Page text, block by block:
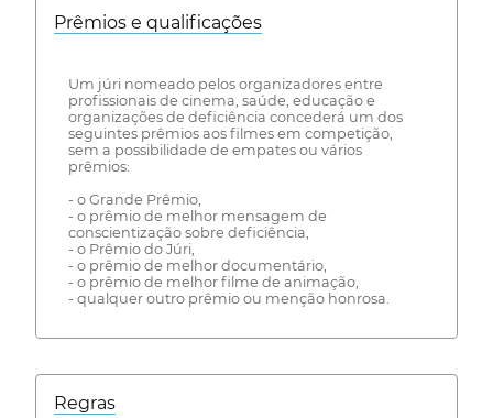
Prêmios e qualificações
Um júri nomeado pelos organizadores entre
profissionais de cinema, saúde, educação e
organizações de deficiência concederá um dos
seguintes prêmios aos filmes em competição,
sem a possibilidade de empates ou vários
prêmios:
- o Grande Prêmio,
- o prêmio de melhor mensagem de
conscientização sobre deficiência,
- o Prêmio do Júri,
- o prêmio de melhor documentário,
- o prêmio de melhor filme de animação,
- qualquer outro prêmio ou menção honrosa.
Regras